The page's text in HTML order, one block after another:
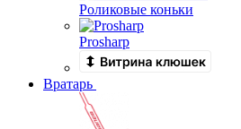
Роликовые коньки
Prosharp
Вратарь